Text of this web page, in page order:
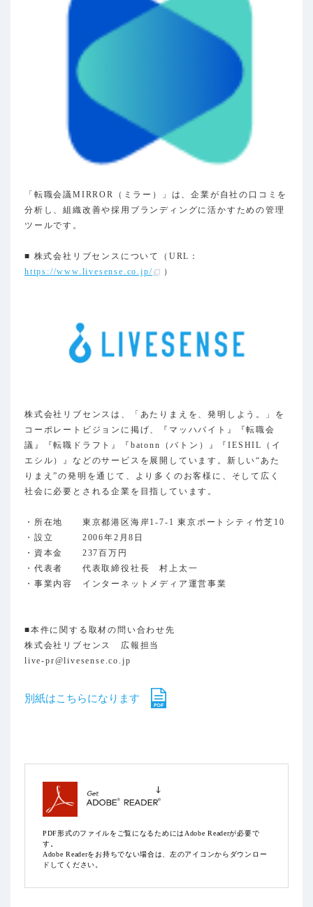
「転職会議MIRROR（ミラー）」は、企業が自社の口コミを
分析し、組織改善や採用ブランディングに活かすための管理
ツールです。
■ 株式会社リブセンスについて（URL：
https://www.livesense.co.jp/
）
株式会社リブセンスは、「あたりまえを、発明しよう。」を
コーポレートビジョンに掲げ、『マッハバイト』『転職会
議』『転職ドラフト』『batonn（バトン）』『IESHIL（イ
エシル）』などのサービスを展開しています。新しい“あた
りまえ”の発明を通じて、より多くのお客様に、そして広く
社会に必要とされる企業を目指しています。
・所在地 東京都港区海岸1-7-1 東京ポートシティ竹芝10
・設立 2006年2月8日
・資本金 237百万円
・代表者 代表取締役社長 村上太一
・事業内容 インターネットメディア運営事業
■本件に関する取材の問い合わせ先
株式会社リブセンス 広報担当
live-pr@livesense.co.jp
別紙はこちらになります
PDF形式のファイルをご覧になるためにはAdobe Readerが必要で
す。
Adobe Readerをお持ちでない場合は、左のアイコンからダウンロー
ドしてください。